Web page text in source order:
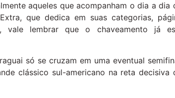
aqueles que acompanham o dia a dia
que dedica em suas categorias,
vale lembrar que o chaveamento já
só se cruzam em uma eventual
clássico sul-americano na reta decisiva